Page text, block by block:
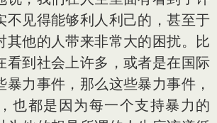
不见得能够利人利己的，甚至于
其他的人带来非常大的困扰。比
看到社会上许多，或者是在国际
暴力事件，那么这些暴力事件，
也都是因为每一个支持暴力的